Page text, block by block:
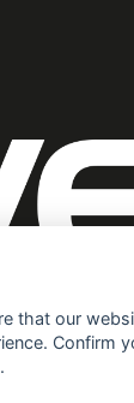
that our
Confirm